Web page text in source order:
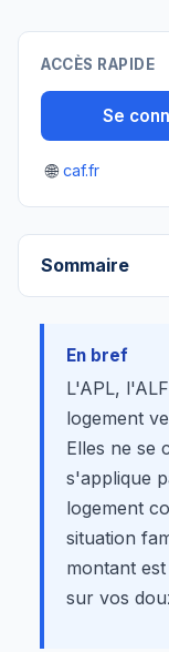
ACCÈS RAPIDE
Se
🌐 caf.fr
Sommaire
En bref
L'APL,
logement
Elles ne se
s'applique
logement
situation
montant
sur vos